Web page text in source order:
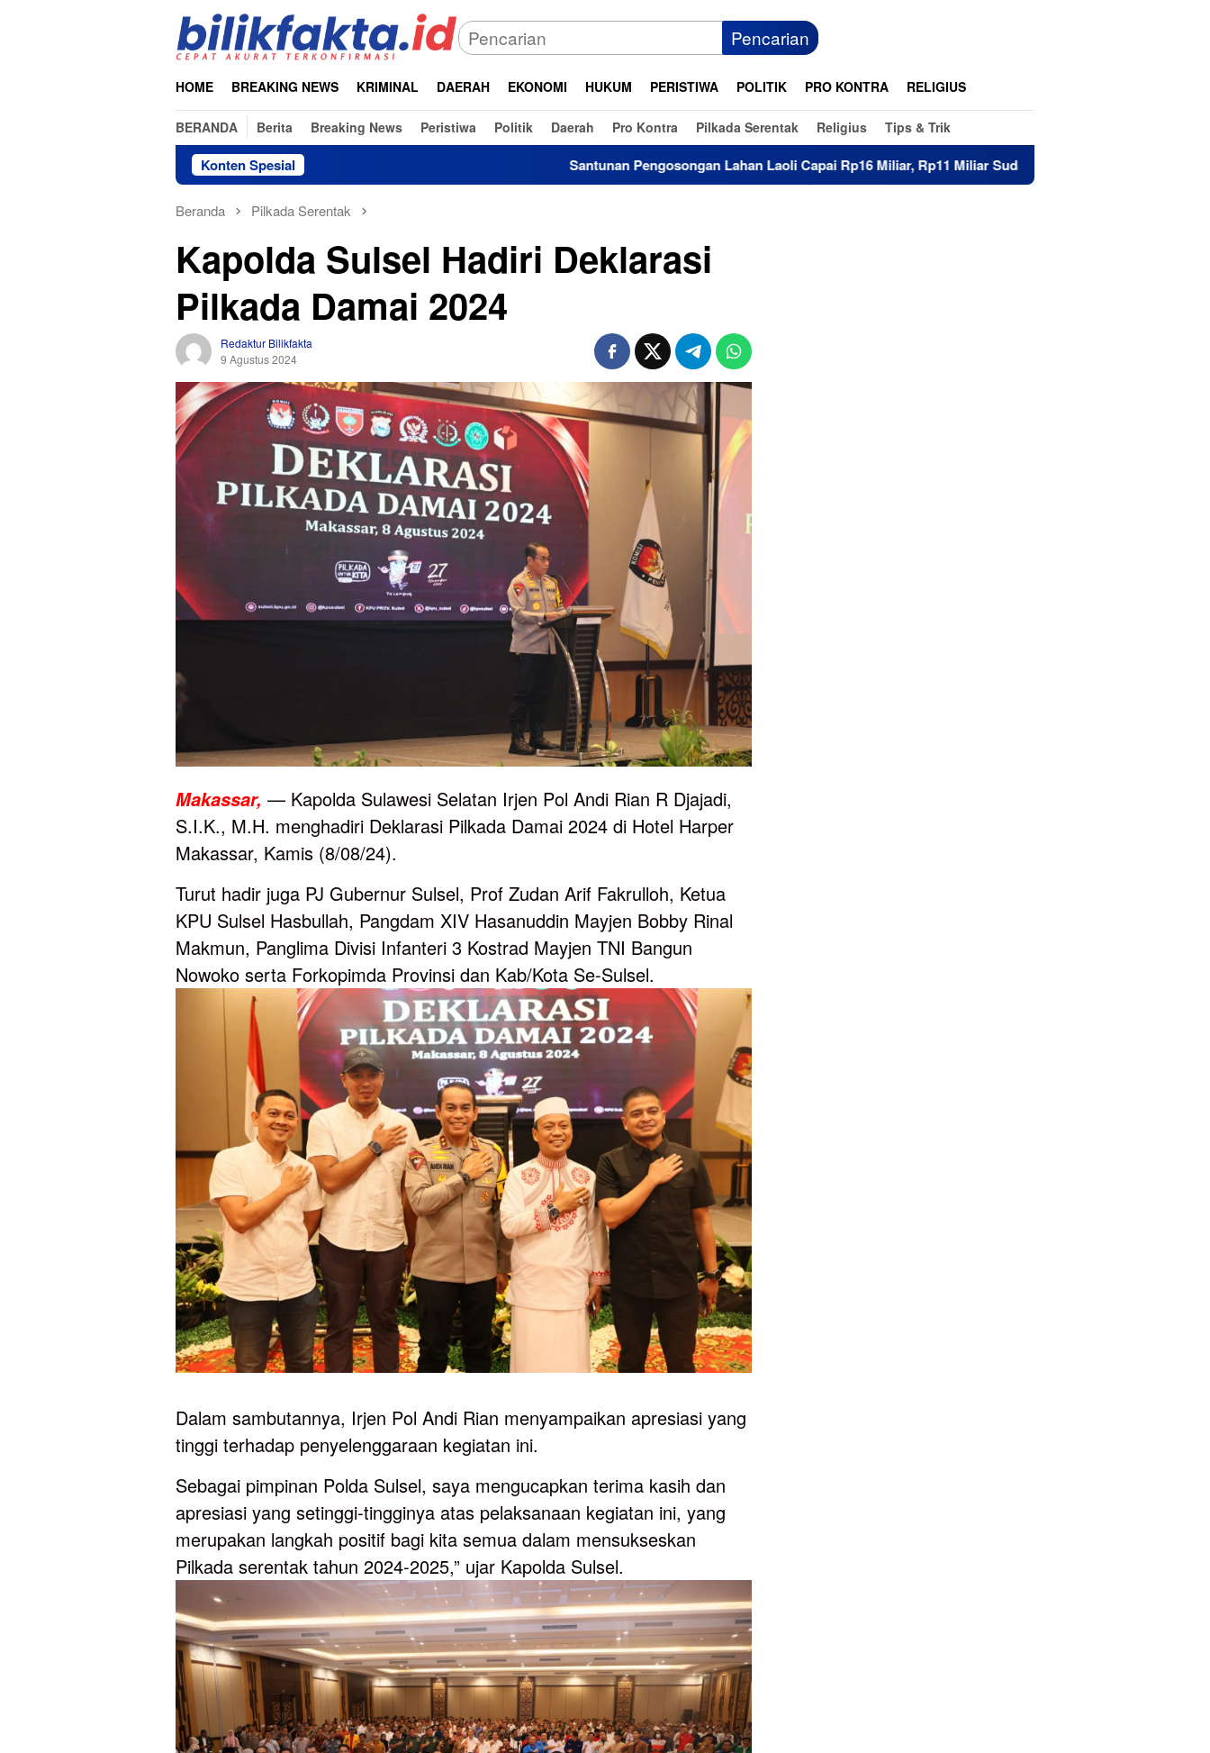
Pencarian
HOME BREAKING NEWS KRIMINAL DAERAH EKONOMI HUKUM PERISTIWA POLITIK PRO KONTRA RELIGIUS
BERANDA Berita Breaking News Peristiwa Politik Daerah Pro Kontra Pilkada Serentak Religius Tips & Trik
Konten Spesial Santunan Pengosongan Lahan Laoli Capai Rp16 Miliar, Rp11 Miliar Sudah Diterima 83 Warga
Beranda Pilkada Serentak
Kapolda Sulsel Hadiri Deklarasi
Pilkada Damai 2024
Redaktur Bilikfakta
9 Agustus 2024
Makassar, — Kapolda Sulawesi Selatan Irjen Pol Andi Rian R Djajadi,
S.I.K., M.H. menghadiri Deklarasi Pilkada Damai 2024 di Hotel Harper
Makassar, Kamis (8/08/24).
Turut hadir juga PJ Gubernur Sulsel, Prof Zudan Arif Fakrulloh, Ketua
KPU Sulsel Hasbullah, Pangdam XIV Hasanuddin Mayjen Bobby Rinal
Makmun, Panglima Divisi Infanteri 3 Kostrad Mayjen TNI Bangun
Nowoko serta Forkopimda Provinsi dan Kab/Kota Se-Sulsel.
Dalam sambutannya, Irjen Pol Andi Rian menyampaikan apresiasi yang
tinggi terhadap penyelenggaraan kegiatan ini.
Sebagai pimpinan Polda Sulsel, saya mengucapkan terima kasih dan
apresiasi yang setinggi-tingginya atas pelaksanaan kegiatan ini, yang
merupakan langkah positif bagi kita semua dalam mensukseskan
Pilkada serentak tahun 2024-2025,” ujar Kapolda Sulsel.